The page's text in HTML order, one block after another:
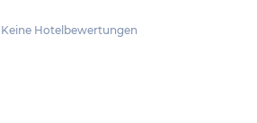
Keine Hotelbewertungen